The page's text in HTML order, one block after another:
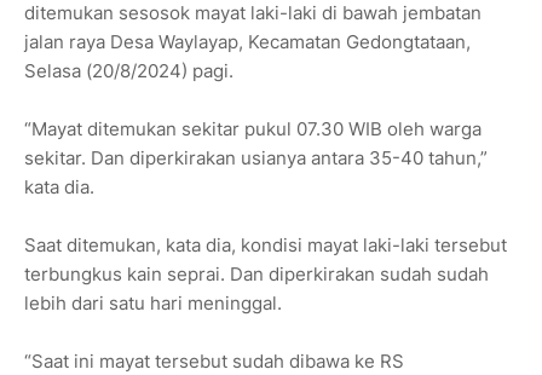
ditemukan sesosok mayat laki-laki di bawah jembatan
jalan raya Desa Waylayap, Kecamatan Gedongtataan,
Selasa (20/8/2024) pagi.
“Mayat ditemukan sekitar pukul 07.30 WIB oleh warga
sekitar. Dan diperkirakan usianya antara 35-40 tahun,”
kata dia.
Saat ditemukan, kata dia, kondisi mayat laki-laki tersebut
terbungkus kain seprai. Dan diperkirakan sudah sudah
lebih dari satu hari meninggal.
“Saat ini mayat tersebut sudah dibawa ke RS